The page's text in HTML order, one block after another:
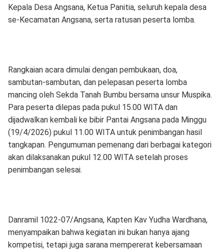
Kepala Desa Angsana, Ketua Panitia, seluruh kepala desa
se-Kecamatan Angsana, serta ratusan peserta lomba.
Rangkaian acara dimulai dengan pembukaan, doa,
sambutan-sambutan, dan pelepasan peserta lomba
mancing oleh Sekda Tanah Bumbu bersama unsur Muspika.
Para peserta dilepas pada pukul 15.00 WITA dan
dijadwalkan kembali ke bibir Pantai Angsana pada Minggu
(19/4/2026) pukul 11.00 WITA untuk penimbangan hasil
tangkapan. Pengumuman pemenang dari berbagai kategori
akan dilaksanakan pukul 12.00 WITA setelah proses
penimbangan selesai.
Danramil 1022-07/Angsana, Kapten Kav Yudha Wardhana,
menyampaikan bahwa kegiatan ini bukan hanya ajang
kompetisi, tetapi juga sarana mempererat kebersamaan